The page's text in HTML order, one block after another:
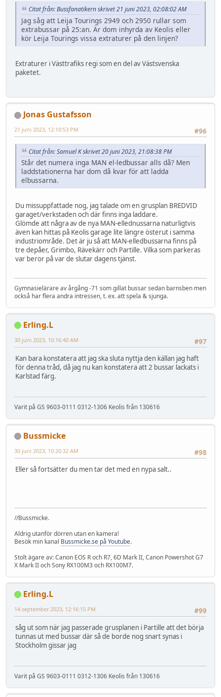
Citat från: Bussfanatikern skrivet 21 juni 2023, 02:08:02 AM
Jag såg att Leija Tourings 2949 och 2950 rullar som
extrabussar på 25:an. Är dom inhyrda av Keolis eller
kör Leija Tourings vissa extraturer på den linjen?
Extraturer i Västtrafiks regi som en del av Västsvenska
paketet.
Jonas Gustafsson
#96
21 juni 2023, 12:10:53 PM
Citat från: Samuel K skrivet 20 juni 2023, 21:08:38 PM
Står det numera inga MAN el-ledbussar alls då? Men
laddstationerna har dom då kvar för att ladda
elbussarna.
Du missuppfattade nog, jag talade om en grusplan BREDVID
garaget/verkstaden och där finns inga laddare.
Glömde att några av de nya MAN-ellednussarna naturligtvis
även kan hittas på Keolis garage lite längre österut i samma
industriområde. Det är ju så att MAN-elledbussarna finns på
tre depåer, Grimbo, Rävekärr och Partille. Vilka som parkeras
var beror på var de slutar dagens tjänst.
Gymnasielärare av årgång -71 som gillat bussar sedan barnsben men
också har flera andra intressen, t. ex. att spela & sjunga.
Erling.L
#97
30 juni 2023, 10:16:40 AM
Kan bara konstatera att jag ska sluta nyttja den källan jag haft
för denna tråd, då jag nu kan konstatera att 2 bussar lackats i
Karlstad färg.
Varit på GS 9603-0111 0312-1306 Keolis från 130616
Bussmicke
#98
30 juni 2023, 10:20:32 AM
Eller så fortsätter du men tar det med en nypa salt..
//Bussmicke.
Aldrig utanför dörren utan en kamera!
Besök min kanal Bussmicke.se på Youtube.
Stolt ägare av: Canon EOS R och R7, 6D Mark II, Canon Powershot G7
X Mark II och Sony RX100M3 och RX100M7.
Erling.L
#99
14 september 2023, 12:16:15 PM
såg ut som när jag passerade grusplanen i Partille att det börja
tunnas ut med bussar där så de borde nog snart synas i
Stockholm gissar jag
Varit på GS 9603-0111 0312-1306 Keolis från 130616